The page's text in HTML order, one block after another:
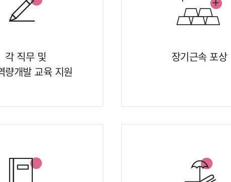
각 직무 및
량개발 교육 지원
장기근속 포상